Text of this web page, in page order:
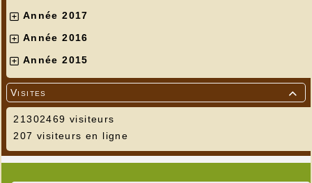
Année 2017
Année 2016
Année 2015

Visites
21302469 visiteurs
207 visiteurs en ligne